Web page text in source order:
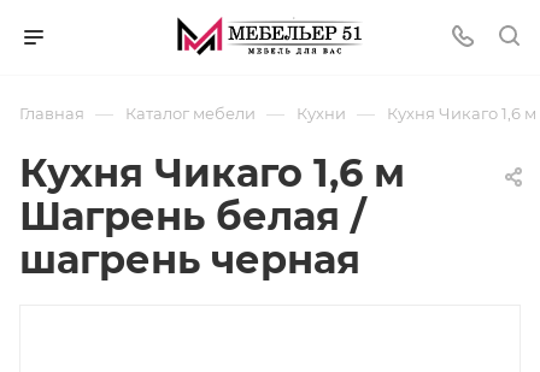
Главная — Каталог мебели — Кухни — Кухня Чикаго 1,6
Кухня Чикаго 1,6 м
Шагрень белая /
шагрень черная